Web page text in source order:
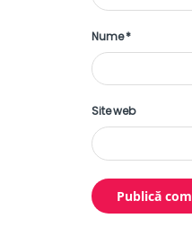
Nume*
Site web